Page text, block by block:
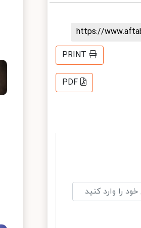
https://
PRINT
PDF